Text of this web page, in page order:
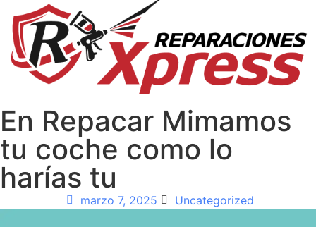
En Repacar Mimamos
tu coche como lo
harías tu
marzo 7, 2025 Uncategorized